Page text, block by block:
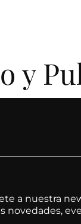
y
a nuestra
novedades,